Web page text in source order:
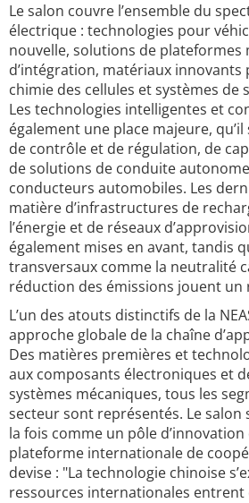
Le salon couvre l’ensemble du
électrique : technologies pour
nouvelle, solutions de plateformes
d’intégration, matériaux
chimie des cellules et systèmes de
Les technologies intelligentes et
également une place majeure, qu’il
de contrôle et de régulation, de
de solutions de conduite
conducteurs automobiles. Les
matière d’infrastructures de
l’énergie et de réseaux
également mises en avant, tandis
transversaux comme la neutralité
réduction des émissions jouent un
L’un des atouts distinctifs de la
approche globale de la chaîne
Des matières premières et
aux composants électroniques et
systèmes mécaniques, tous les
secteur sont représentés. Le salon
la fois comme un pôle
plateforme internationale de
devise : "La technologie chinoise
ressources internationales entrent